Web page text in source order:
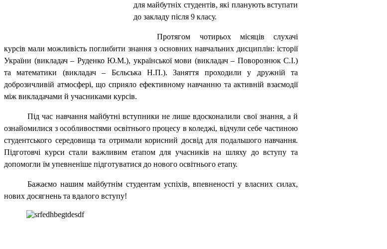
для майбутніх студентів, які планують вступати
до закладу після 9 класу.
Протягом чотирьох місяців слухачі
курсів мали можливість поглибити знання з основних навчальних дисциплін: історії
України (викладач – Руденко Ю.М.), української мови (викладач – Поворознюк С.І.)
та математики (викладач – Бєльська Н.П.). Заняття проходили у дружній та
доброзичливій атмосфері, що сприяло ефективному навчанню та активній взаємодії
між викладачами й учасниками курсів.
Під час навчання майбутні вступники не лише вдосконалили свої знання, а й
ознайомилися з особливостями освітнього процесу в коледжі, відчули себе частиною
студентського середовища та отримали корисний досвід для подальшого навчання.
Підготовчі курси стали важливим етапом для учасників на шляху до вступу та
допомогли їм упевненіше підготуватися до нового освітнього етапу.
Бажаємо нашим майбутнім студентам успіхів, впевненості у власних силах,
нових досягнень та вдалого вступу!